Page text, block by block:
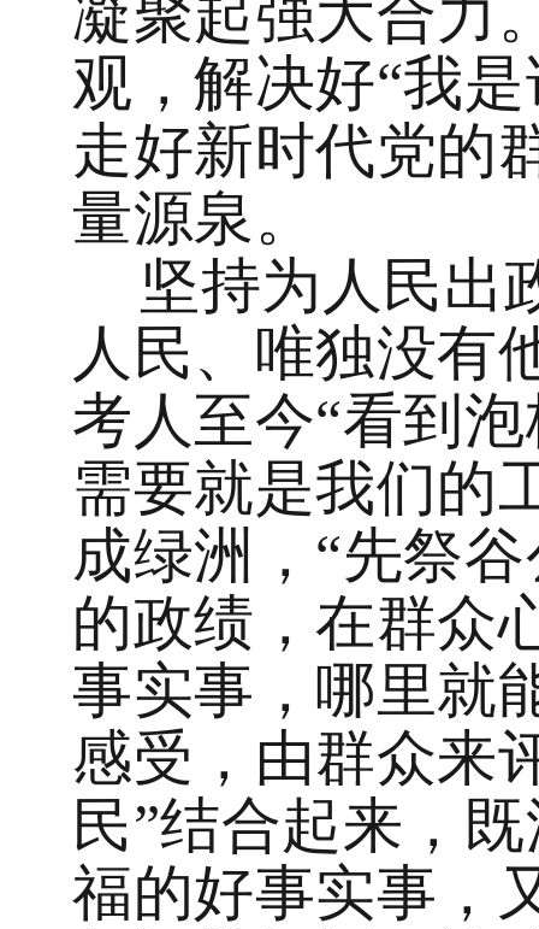
凝聚起强大合力
观，解决好“我
走好新时代党的
量源泉。
坚持为人民出
人民、唯独没有
考人至今“看到
需要就是我们的
成绿洲，“先祭
的政绩，在群众
事实事，哪里就
感受，由群众来
民”结合起来，
福的好事实事，